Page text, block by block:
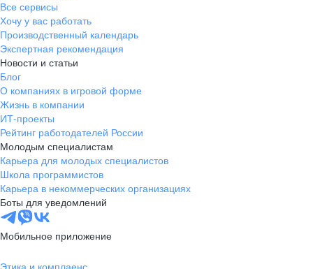
Все сервисы
Хочу у вас работать
Производственный календарь
Экспертная рекомендация
Новости и статьи
Блог
О компаниях в игровой форме
Жизнь в компании
ИТ-проекты
Рейтинг работодателей России
Молодым специалистам
Карьера для молодых специалистов
Школа программистов
Карьера в некоммерческих организациях
Боты для уведомлений
Мобильное приложение